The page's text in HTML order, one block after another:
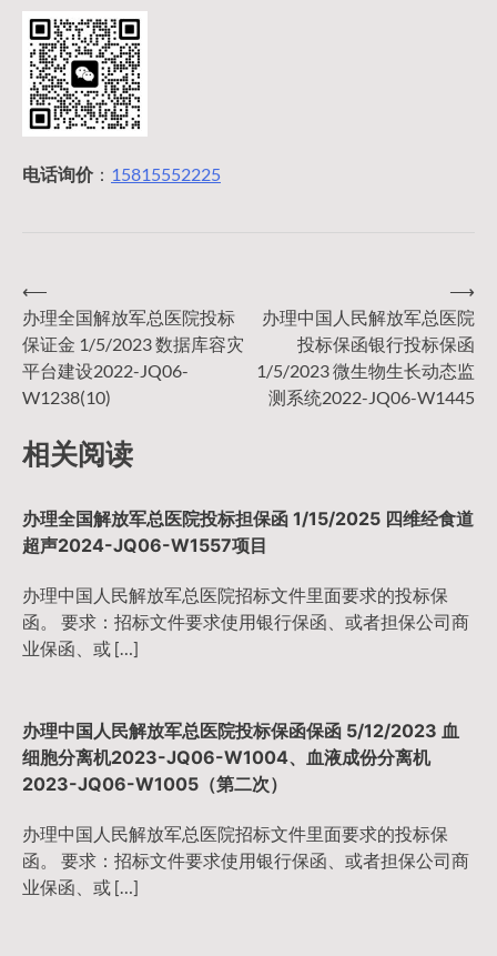
电话询价： 15815552225
文
章
导
⟵
办理全国解放军总医院投标
保证金 1/5/2023 数据库容灾
平台建设2022-JQ06-
W1238(10)
办理中国人民解放军总医院
投标保函银行投标保函
1/5/2023 微生物生长动态监
测系统2022-JQ06-W1445
⟶
相关阅读
办理全国解放军总医院投标担保函 1/15/2025 四维经食道
超声2024-JQ06-W1557项目
办理中国人民解放军总医院招标文件里面要求的投标保
函。 要求：招标文件要求使用银行保函、或者担保公司商
业保函、或 […]
办理中国人民解放军总医院投标保函保函 5/12/2023 血
细胞分离机2023-JQ06-W1004、血液成份分离机
2023-JQ06-W1005（第二次）
办理中国人民解放军总医院招标文件里面要求的投标保
函。 要求：招标文件要求使用银行保函、或者担保公司商
业保函、或 […]